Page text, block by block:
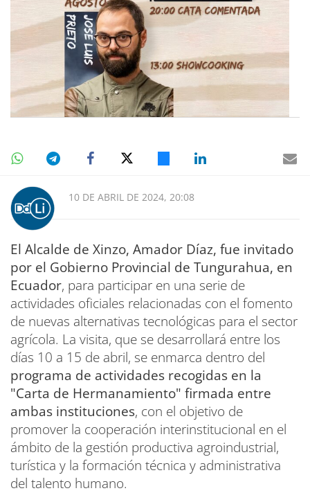
10 DE ABRIL DE 2024, 20:08
El Alcalde de Xinzo, Amador Díaz, fue invitado
por el Gobierno Provincial de Tungurahua, en
Ecuador, para participar en una serie de
actividades oficiales relacionadas con el fomento
de nuevas alternativas tecnológicas para el sector
agrícola. La visita, que se desarrollará entre los
días 10 a 15 de abril, se enmarca dentro del
programa de actividades recogidas en la
"Carta de Hermanamiento" firmada entre
ambas instituciones, con el objetivo de
promover la cooperación interinstitucional en el
ámbito de la gestión productiva agroindustrial,
turística y la formación técnica y administrativa
del talento humano.